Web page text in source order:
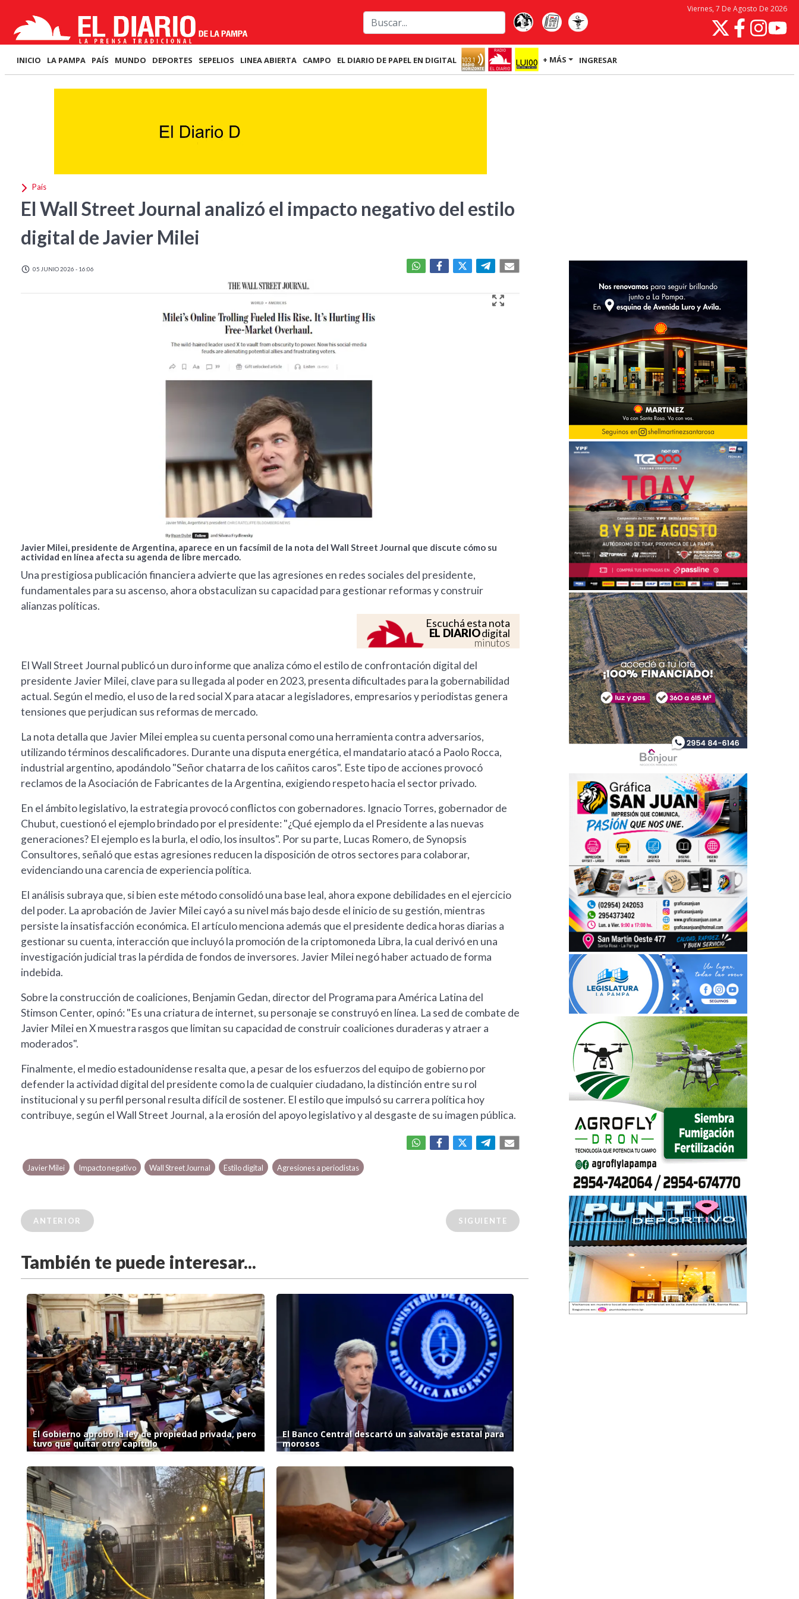
Viernes, 7 De Agosto De 2026
INICIO LA PAMPA PAÍS MUNDO DEPORTES SEPELIOS LINEA ABIERTA CAMPO EL DIARIO DE PAPEL EN DIGITAL + MÁS INGRESAR
País
El Wall Street Journal analizó el impacto negativo del estilo
digital de Javier Milei
05 JUNIO 2026 - 16:06
Javier Milei, presidente de Argentina, aparece en un facsímil de la nota del Wall Street Journal que discute cómo su
actividad en línea afecta su agenda de libre mercado.
Una prestigiosa publicación financiera advierte que las agresiones en redes sociales del presidente,
fundamentales para su ascenso, ahora obstaculizan su capacidad para gestionar reformas y construir
alianzas políticas.
Escuchá esta nota
EL DIARIOdigital
minutos
El Wall Street Journal publicó un duro informe que analiza cómo el estilo de confrontación digital del
presidente Javier Milei, clave para su llegada al poder en 2023, presenta dificultades para la gobernabilidad
actual. Según el medio, el uso de la red social X para atacar a legisladores, empresarios y periodistas genera
tensiones que perjudican sus reformas de mercado.
La nota detalla que Javier Milei emplea su cuenta personal como una herramienta contra adversarios,
utilizando términos descalificadores. Durante una disputa energética, el mandatario atacó a Paolo Rocca,
industrial argentino, apodándolo "Señor chatarra de los cañitos caros". Este tipo de acciones provocó
reclamos de la Asociación de Fabricantes de la Argentina, exigiendo respeto hacia el sector privado.
En el ámbito legislativo, la estrategia provocó conflictos con gobernadores. Ignacio Torres, gobernador de
Chubut, cuestionó el ejemplo brindado por el presidente: "¿Qué ejemplo da el Presidente a las nuevas
generaciones? El ejemplo es la burla, el odio, los insultos". Por su parte, Lucas Romero, de Synopsis
Consultores, señaló que estas agresiones reducen la disposición de otros sectores para colaborar,
evidenciando una carencia de experiencia política.
El análisis subraya que, si bien este método consolidó una base leal, ahora expone debilidades en el ejercicio
del poder. La aprobación de Javier Milei cayó a su nivel más bajo desde el inicio de su gestión, mientras
persiste la insatisfacción económica. El artículo menciona además que el presidente dedica horas diarias a
gestionar su cuenta, interacción que incluyó la promoción de la criptomoneda Libra, la cual derivó en una
investigación judicial tras la pérdida de fondos de inversores. Javier Milei negó haber actuado de forma
indebida.
Sobre la construcción de coaliciones, Benjamin Gedan, director del Programa para América Latina del
Stimson Center, opinó: "Es una criatura de internet, su personaje se construyó en línea. La sed de combate de
Javier Milei en X muestra rasgos que limitan su capacidad de construir coaliciones duraderas y atraer a
moderados".
Finalmente, el medio estadounidense resalta que, a pesar de los esfuerzos del equipo de gobierno por
defender la actividad digital del presidente como la de cualquier ciudadano, la distinción entre su rol
institucional y su perfil personal resulta difícil de sostener. El estilo que impulsó su carrera política hoy
contribuye, según el Wall Street Journal, a la erosión del apoyo legislativo y al desgaste de su imagen pública.
Javier Milei Impacto negativo Wall Street Journal Estilo digital Agresiones a periodistas
ANTERIOR SIGUIENTE
También te puede interesar...
El Gobierno aprobó la ley de propiedad privada, pero
tuvo que quitar otro capítulo
El Banco Central descartó un salvataje estatal para
morosos